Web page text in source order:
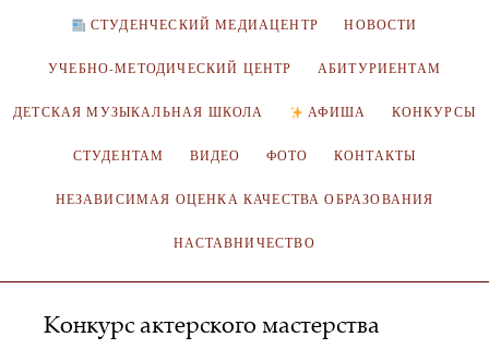
СТУДЕНЧЕСКИЙ МЕДИАЦЕНТР НОВОСТИ
УЧЕБНО-МЕТОДИЧЕСКИЙ ЦЕНТР АБИТУРИЕНТАМ
ДЕТСКАЯ МУЗЫКАЛЬНАЯ ШКОЛА АФИША КОНКУРСЫ
СТУДЕНТАМ ВИДЕО ФОТО КОНТАКТЫ
НЕЗАВИСИМАЯ ОЦЕНКА КАЧЕСТВА ОБРАЗОВАНИЯ
НАСТАВНИЧЕСТВО
Конкурс актерского мастерства